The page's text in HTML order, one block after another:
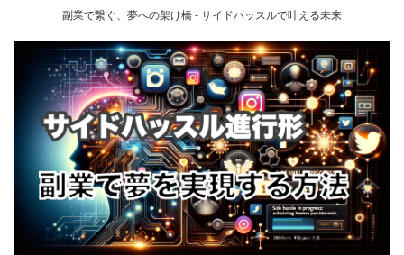
副業で繋ぐ、夢への架け橋 - サイドハッスルで叶える未来